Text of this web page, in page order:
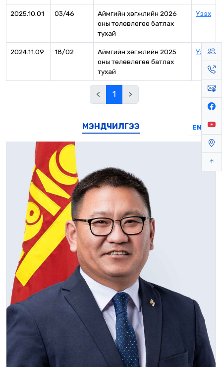
2025.10.01 03/46
Аймгийн хөгжлийн 2026
оны төлөвлөгөө батлах
тухай
Үзэх
2024.11.09 18/02
Аймгийн хөгжлийн 2025
оны төлөвлөгөө батлах
тухай
Үзэх
< 1 >
МЭНДЧИЛГЭЭ EN